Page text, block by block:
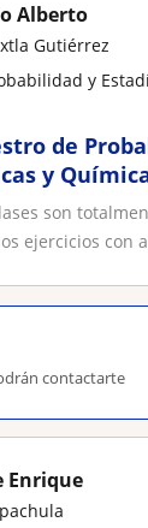
Alberto
Gutiérrez
y
de
y
son
ejercicios con
contactarte
Enrique